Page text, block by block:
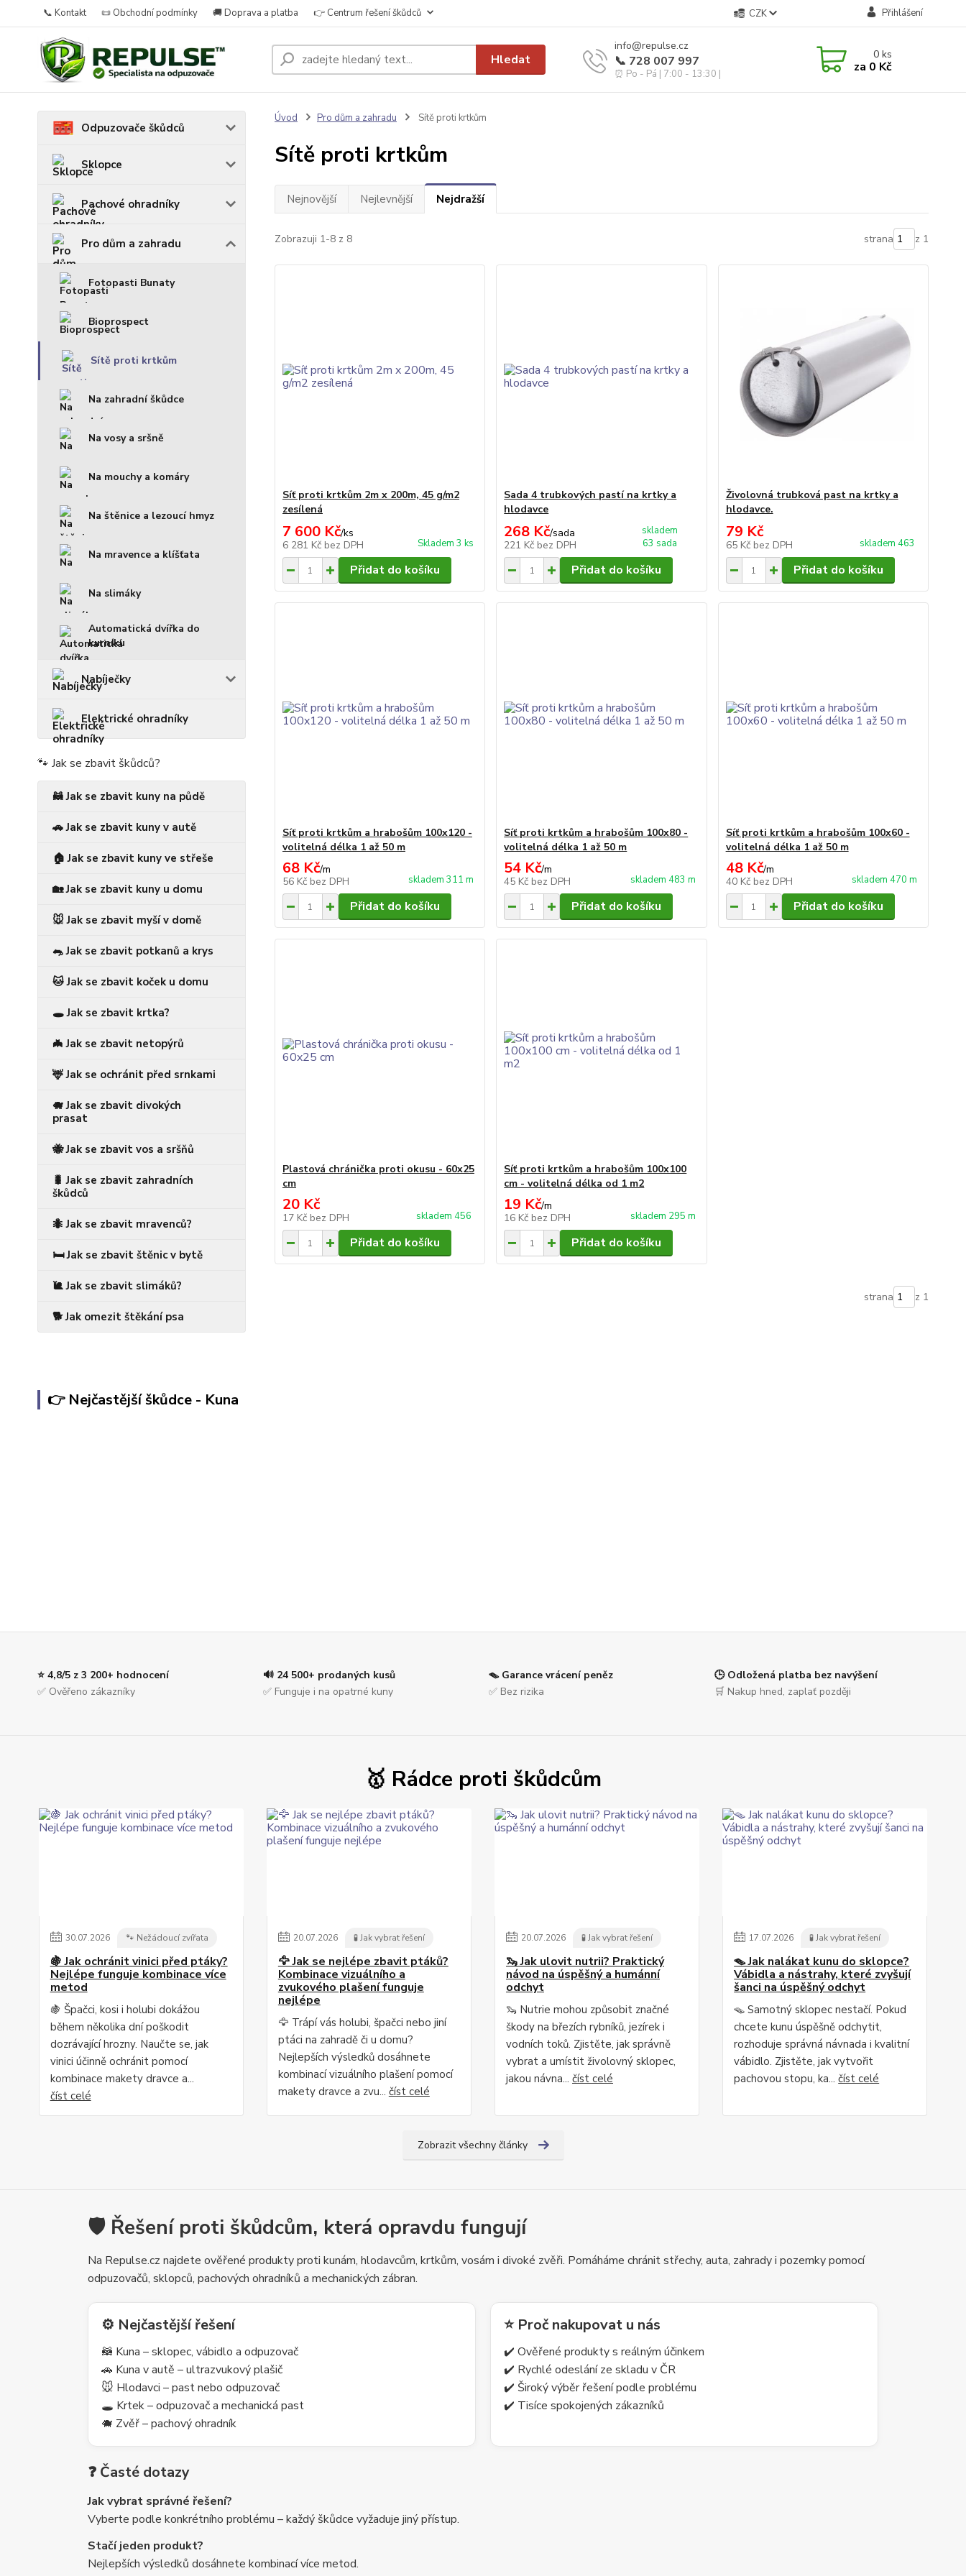
📞 Kontakt 📜 Obchodní podmínky 🚚 Doprava a platba 👉 Centrum řešení škůdců CZK Přihlášení
Hledat
info@repulse.cz
📞 728 007 997
⏰ Po - Pá | 7:00 - 13:30 |
0ks
za 0 Kč
Odpuzovače škůdců
Sklopce
Pachové ohradníky
Pro dům a zahradu
Fotopasti Bunaty
Bioprospect
Sítě proti krtkům
Na zahradní škůdce
Na vosy a sršně
Na mouchy a komáry
Na štěnice a lezoucí hmyz
Na mravence a klíšťata
Na slimáky
Automatická dvířka do
kurníku
Nabíječky
Elektrické ohradníky
🐾 Jak se zbavit škůdců?
🦝 Jak se zbavit kuny na půdě
🚗 Jak se zbavit kuny v autě
🏠 Jak se zbavit kuny ve střeše
🏡 Jak se zbavit kuny u domu
🐭 Jak se zbavit myší v domě
🐀 Jak se zbavit potkanů a krys
🐱 Jak se zbavit koček u domu
🕳️ Jak se zbavit krtka?
🦇 Jak se zbavit netopýrů
🦌 Jak se ochránit před srnkami
🐗 Jak se zbavit divokých
prasat
🐝 Jak se zbavit vos a sršňů
🐛 Jak se zbavit zahradních
škůdců
🐜 Jak se zbavit mravenců?
🛏️ Jak se zbavit štěnic v bytě
🐌 Jak se zbavit slimáků?
🐕 Jak omezit štěkání psa
👉 Nejčastější škůdce - Kuna
Úvod Pro dům a zahradu Sítě proti krtkům
Sítě proti krtkům
Nejnovější Nejlevnější Nejdražší
Zobrazuji 1-8 z 8 strana z 1
Síť proti krtkům 2m x 200m, 45 g/m2
zesílená
7 600 Kč/ks
6 281 Kč bez DPH Skladem 3 ks
Přidat do košíku
Sada 4 trubkových pastí na krtky a
hlodavce
268 Kč/sada
221 Kč bez DPH
skladem
63 sada
Přidat do košíku
Živolovná trubková past na krtky a
hlodavce.
79 Kč
65 Kč bez DPH skladem 463
Přidat do košíku
Síť proti krtkům a hrabošům 100x120 -
volitelná délka 1 až 50 m
68 Kč/m
56 Kč bez DPH skladem 311 m
Přidat do košíku
Síť proti krtkům a hrabošům 100x80 -
volitelná délka 1 až 50 m
54 Kč/m
45 Kč bez DPH skladem 483 m
Přidat do košíku
Síť proti krtkům a hrabošům 100x60 -
volitelná délka 1 až 50 m
48 Kč/m
40 Kč bez DPH skladem 470 m
Přidat do košíku
Plastová chránička proti okusu - 60x25
cm
20 Kč
17 Kč bez DPH skladem 456
Přidat do košíku
Síť proti krtkům a hrabošům 100x100
cm - volitelná délka od 1 m2
19 Kč/m
16 Kč bez DPH skladem 295 m
Přidat do košíku
strana z 1
⭐ 4,8/5 z 3 200+ hodnocení
✅ Ověřeno zákazníky
🔊 24 500+ prodaných kusů
✅ Funguje i na opatrné kuny
🪤 Garance vrácení peněz
✅ Bez rizika
🕒 Odložená platba bez navýšení
🛒 Nakup hned, zaplať později
🥇 Rádce proti škůdcům
30.07.2026 🐾 Nežádoucí zvířata
🍇 Jak ochránit vinici před ptáky?
Nejlépe funguje kombinace více
metod
🍇 Špačci, kosi i holubi dokážou
během několika dní poškodit
dozrávající hrozny. Naučte se, jak
vinici účinně ochránit pomocí
kombinace makety dravce a...
číst celé
20.07.2026 🧪 Jak vybrat řešení
🦅 Jak se nejlépe zbavit ptáků?
Kombinace vizuálního a
zvukového plašení funguje
nejlépe
🦅 Trápí vás holubi, špačci nebo jiní
ptáci na zahradě či u domu?
Nejlepších výsledků dosáhnete
kombinací vizuálního plašení pomocí
makety dravce a zvu... číst celé
20.07.2026 🧪 Jak vybrat řešení
🦦 Jak ulovit nutrii? Praktický
návod na úspěšný a humánní
odchyt
🦦 Nutrie mohou způsobit značné
škody na březích rybníků, jezírek i
vodních toků. Zjistěte, jak správně
vybrat a umístit živolovný sklopec,
jakou návna... číst celé
17.07.2026 🧪 Jak vybrat řešení
🪤 Jak nalákat kunu do sklopce?
Vábidla a nástrahy, které zvyšují
šanci na úspěšný odchyt
🪤 Samotný sklopec nestačí. Pokud
chcete kunu úspěšně odchytit,
rozhoduje správná návnada i kvalitní
vábidlo. Zjistěte, jak vytvořit
pachovou stopu, ka...číst celé
Zobrazit všechny články
🛡️ Řešení proti škůdcům, která opravdu fungují
Na Repulse.cz najdete ověřené produkty proti kunám, hlodavcům, krtkům, vosám i divoké zvěři. Pomáháme chránit střechy, auta, zahrady i pozemky pomocí
odpuzovačů, sklopců, pachových ohradníků a mechanických zábran.
⚙️ Nejčastější řešení
🦝 Kuna – sklopec, vábidlo a odpuzovač
🚗 Kuna v autě – ultrazvukový plašič
🐭 Hlodavci – past nebo odpuzovač
🕳️ Krtek – odpuzovač a mechanická past
🐗 Zvěř – pachový ohradník
⭐ Proč nakupovat u nás
✔️ Ověřené produkty s reálným účinkem
✔️ Rychlé odeslání ze skladu v ČR
✔️ Široký výběr řešení podle problému
✔️ Tisíce spokojených zákazníků
❓ Časté dotazy
Jak vybrat správné řešení?
Vyberte podle konkrétního problému – každý škůdce vyžaduje jiný přístup.
Stačí jeden produkt?
Nejlepších výsledků dosáhnete kombinací více metod.